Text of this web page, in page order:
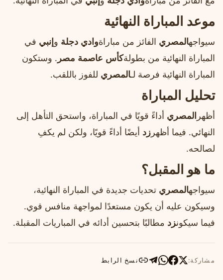
موعد المباراة النهائية
سيواجهالمصري الفائز من مباراةوادي دجلة وإنبي في
المباراة النهائية من بطولةكأس عاصمة مصر . وستكون
المباراة النهائية فرصة لـالمصري للفوز باللقب.
تحليل المباراة
أظهر المصري أداءً قويًا في المباراة، واستحق التأهل إلى
النهائي. فيما أظهر زد أيضًا أداءً قويًا، ولكن لم يكفِ
لصالحه.
ما هو المقبل؟
سيواجهالمصري تحديات جديدة في المباراة النهائية،
وسيكون عليه أن يكون مستعدًا لمواجهة منافس قوي.
فيما سيكونزد مطالبًا بتحسين أدائه في المباريات المقبلة.
مشاركة: نسخ الرابط